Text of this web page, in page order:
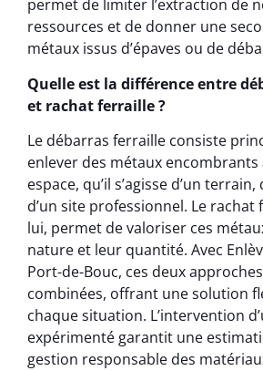
permet de limiter l’extraction de
ressources et de donner une
métaux issus d’épaves ou de
Quelle est la différence entre
et rachat ferraille ?
Le débarras ferraille consiste
enlever des métaux
espace, qu’il s’agisse d’un terrain,
d’un site professionnel. Le rachat
lui, permet de valoriser ces
nature et leur quantité. Avec
Port-de-Bouc, ces deux
combinées, offrant une solution
chaque situation. L’intervention
expérimenté garantit une
gestion responsable des